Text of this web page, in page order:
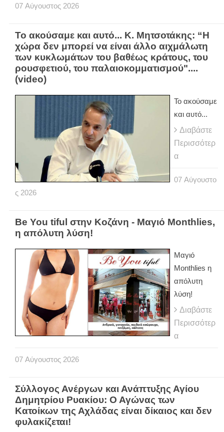
07 Αύγουστος 2026
Το ακούσαμε και αυτό... Κ. Μητσοτάκης: “Η
χώρα δεν μπορεί να είναι άλλο αιχμάλωτη
των κυκλωμάτων του βαθέως κράτους, του
ρουσφετιού, του παλαιοκομματισμού"....
(video)
Το ακούσαμε
και αυτό...
Διαβάστε
Περισσότερ
α
07 Αύγουστο
ς 2026
Be You tiful στην Κοζάνη - Μαγιό Monthlies,
η απόλυτη λύση!
Μαγιό
Monthlies η
απόλυτη
λύση!
Διαβάστε
Περισσότερ
α
07 Αύγουστος 2026
Σύλλογος Ανέργων και Ανάπτυξης Αγίου
Δημητρίου Ρυακίου: Ο Αγώνας των
Κατοίκων της Αχλάδας είναι δίκαιος και δεν
φυλακίζεται!